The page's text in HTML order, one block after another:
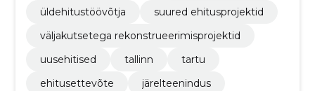
üldehitustöövõtja
suured ehitusprojektid
väljakutsetega rekonstrueerimisprojektid
uusehitised
tallinn
tartu
ehitusettevõte
järelteenindus